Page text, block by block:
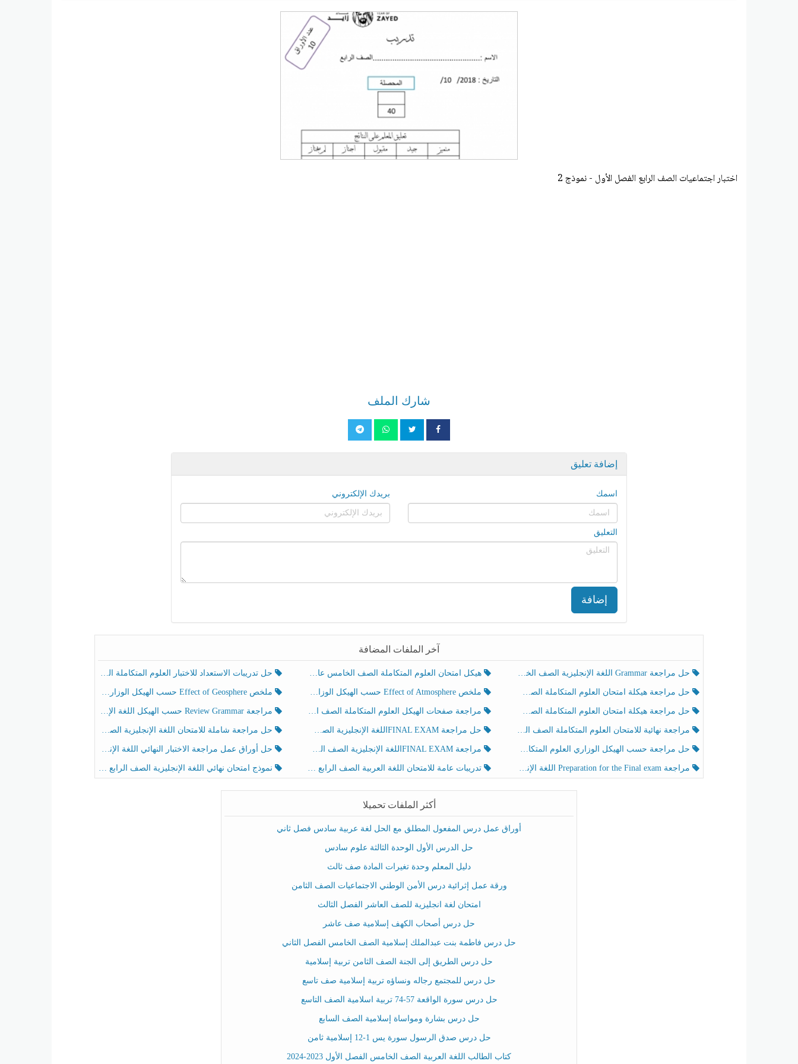
اختبار اجتماعيات الصف الرابع الفصل الأول - نموذج 2
شارك الملف
إضافة تعليق
اسمك بريدك الإلكتروني
التعليق
إضافة
آخر الملفات المضافة
حل مراجعة Grammar اللغة الإنجليزية الصف الخامس الفصل الثالث هيكل امتحان العلوم المتكاملة الصف الخامس عام الفصل الدراسي الثالث 2025-2026 حل تدريبات الاستعداد للاختبار العلوم المتكاملة الصف الخامس عام الفصل الثالث
حل مراجعة هيكلة امتحان العلوم المتكاملة الصف الخامس انسبير الفصل الثالث ملخص Effect of Atmosphere حسب الهيكل الوزاري العلوم المتكاملة الصف الخامس انسبير الفصل الثالث ملخص Effect of Geosphere حسب الهيكل الوزاري العلوم المتكاملة الصف الخامس انسبير الفصل الثالث
حل مراجعة هيكلة امتحان العلوم المتكاملة الصف الخامس عام الفصل الثالث مراجعة صفحات الهيكل العلوم المتكاملة الصف الخامس انسبير الفصل الثالث مراجعة Review Grammar حسب الهيكل اللغة الإنجليزية الصف الخامس الفصل الثالث
مراجعة نهائية للامتحان العلوم المتكاملة الصف الخامس انسبير الفصل الثالث حل مراجعة FINAL EXAMاللغة الإنجليزية الصف الخامس الفصل الثالث حل مراجعة شاملة للامتحان اللغة الإنجليزية الصف الخامس الفصل الثالث
حل مراجعة حسب الهيكل الوزاري العلوم المتكاملة الصف الخامس عام الفصل الثالث مراجعة FINAL EXAMاللغة الإنجليزية الصف الخامس الفصل الثالث حل أوراق عمل مراجعة الاختبار النهائي اللغة الإنجليزية الصف الرابع الفصل الثالث
مراجعة Preparation for the Final exam اللغة الإنجليزية الصف الرابع الفصل الثالث تدريبات عامة للامتحان اللغة العربية الصف الرابع الفصل الثالث نموذج امتحان نهائي اللغة الإنجليزية الصف الرابع الفصل الثالث
أكثر الملفات تحميلا
أوراق عمل درس المفعول المطلق مع الحل لغة عربية سادس فصل ثاني
حل الدرس الأول الوحدة الثالثة علوم سادس
دليل المعلم وحدة تغيرات المادة صف ثالث
ورقة عمل إثرائية درس الأمن الوطني الاجتماعيات الصف الثامن
امتحان لغة انجليزية للصف العاشر الفصل الثالث
حل درس أصحاب الكهف إسلامية صف عاشر
حل درس فاطمة بنت عبدالملك إسلامية الصف الخامس الفصل الثاني
حل درس الطريق إلى الجنة الصف الثامن تربية إسلامية
حل درس للمجتمع رجاله ونساؤه تربية إسلامية صف تاسع
حل درس سورة الواقعة 57-74 تربية اسلامية الصف التاسع
حل درس بشارة ومواساة إسلامية الصف السابع
حل درس صدق الرسول سورة يس 1-12 إسلامية ثامن
كتاب الطالب اللغة العربية الصف الخامس الفصل الأول 2023-2024